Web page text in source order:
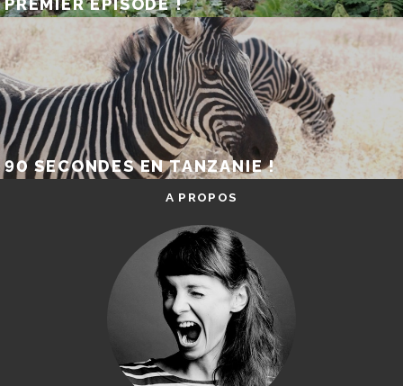
PREMIER ÉPISODE !
90 SECONDES EN TANZANIE !
A PROPOS